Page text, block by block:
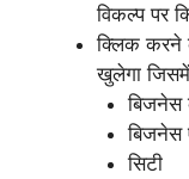
विकल्प पर
क्लिक करने
खुलेगा
बिजनेस
बिजनेस
सिटी